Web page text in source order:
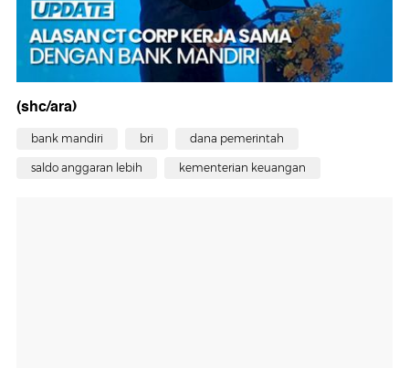
(shc/ara)
bank mandiri bri dana pemerintah
saldo anggaran lebih kementerian keuangan